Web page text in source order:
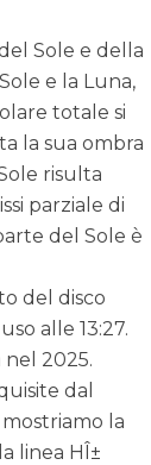
Sole e della
e la Luna,
totale si
la sua ombra
risulta
parziale di
del Sole è
del disco
alle 13:27.
nel 2025.
dal
la
linea HÎ±